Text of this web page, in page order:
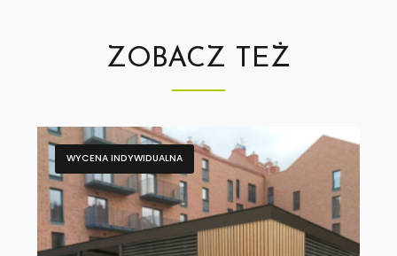
ZOBACZ TEŻ
WYCENA INDYWIDUALNA